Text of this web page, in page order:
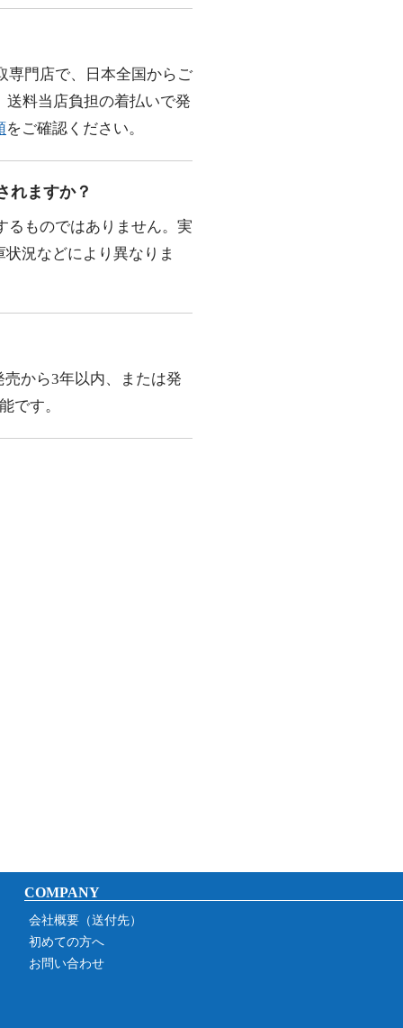
専門店で、日本全国からご
料当店負担の着払いで発
をご確認ください。
れますか？
るものではありません。実
況などにより異なりま
から3年以内、または発
です。
COMPANY
会社概要（送付先）
初めての方へ
お問い合わせ